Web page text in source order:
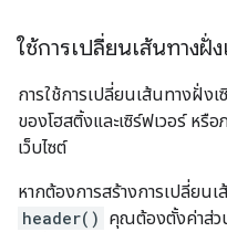
ใช้การเปลี่ยนเส้นทางฝั่
การใช้การเปลี่ยนเส้นทางฝั่ง
ของโฮสติ้งและเซิร์ฟเวอร์ ห
เว็บไซต์
หากต้องการสร้างการเปลี่ยน
header() คุณต้องตั้งค่าส่ว